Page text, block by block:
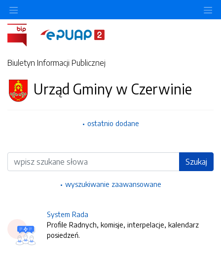
Biuletyn Informacji Publicznej
Urząd Gminy w Czerwinie
ostatnio dodane
Wyszukiwarka Szukaj
wyszukiwanie zaawansowane
System Rada
Profile Radnych, komisje, interpelacje, kalendarz
posiedzeń.